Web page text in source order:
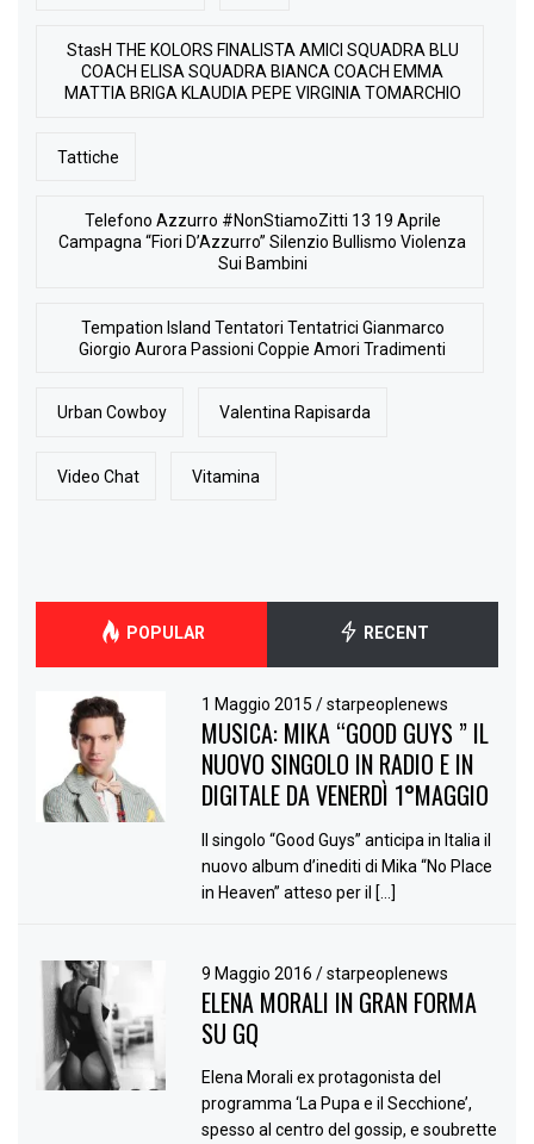
StasH THE KOLORS FINALISTA AMICI SQUADRA BLU
COACH ELISA SQUADRA BIANCA COACH EMMA
MATTIA BRIGA KLAUDIA PEPE VIRGINIA TOMARCHIO
Tattiche
Telefono Azzurro #NonStiamoZitti 13 19 Aprile
Campagna “Fiori D’Azzurro” Silenzio Bullismo Violenza
Sui Bambini
Tempation Island Tentatori Tentatrici Gianmarco
Giorgio Aurora Passioni Coppie Amori Tradimenti
Urban Cowboy Valentina Rapisarda
Video Chat Vitamina
POPULAR RECENT
1 Maggio 2015/ starpeoplenews
MUSICA: MIKA “GOOD GUYS ” IL
NUOVO SINGOLO IN RADIO E IN
DIGITALE DA VENERDÌ 1°MAGGIO
Il singolo “Good Guys” anticipa in Italia il
nuovo album d’inediti di Mika “No Place
in Heaven” atteso per il […]
9 Maggio 2016/ starpeoplenews
ELENA MORALI IN GRAN FORMA
SU GQ
Elena Morali ex protagonista del
programma ‘La Pupa e il Secchione’,
spesso al centro del gossip, e soubrette